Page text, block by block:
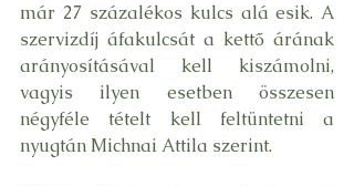
már 27 százalékos kulcs alá esik. A
szervizdíj áfakulcsát a kettő árának
arányosításával kell kiszámolni,
vagyis ilyen esetben összesen
négyféle tételt kell feltüntetni a
nyugtán Michnai Attila szerint.